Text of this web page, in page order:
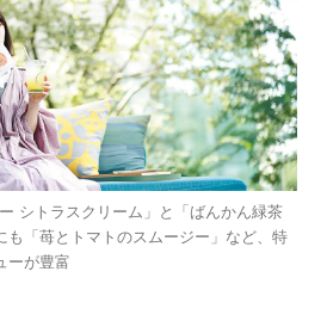
シトラスクリーム」と「ばんかん緑茶
も「苺とトマトのスムージー」など、特
ーが豊富